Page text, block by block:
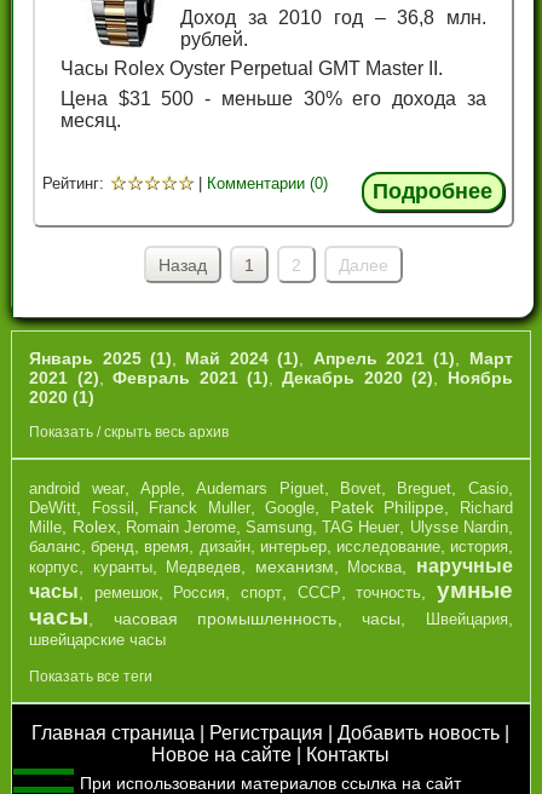
Доход за 2010 год – 36,8 млн.
рублей.
Часы Rolex Oyster Perpetual GMT Master II.
Цена $31 500 - меньше 30% его дохода за
месяц.
Рейтинг: ☆☆☆☆☆ Комментарии (0) Подробнее
Назад 1 2 Далее
Январь 2025 (1) Май 2024 (1) Апрель 2021 (1)
Март
2021 (2) ,Февраль 2021 (1) ,Декабрь 2020 (2)
Ноябрь
2020 (1)
Показать / скрыть весь архив
android wear, Apple ,Audemars Piguet, Bovet, Breguet Casio,
DeWitt Fossil Franck Muller,Google Patek Philippe
Richard
Mille
Rolex, Romain Jerome,Samsung ,TAG Heuer Ulysse Nardin,
баланс ,бренд время дизайн, интерьер, исследование, история,
корпус куранты, Медведев механизм Москва
наручные
часы
ремешок, Россия ,спорт СССР ,точность
умные
часы
часовая промышленность ,часы Швейцария,
швейцарские часы
Показать все теги
Главная страница Регистрация |Добавить новость
Новое на сайте
Контакты
При использовании материалов ссылка на сайт